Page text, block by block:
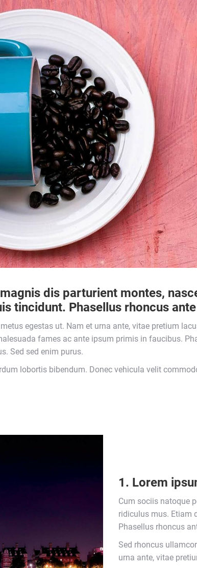
dis parturient montes,
tincidunt. Phasellus rhoncus
egestas ut. Nam et urna ante, vitae pretium
fames ac ante ipsum primis in faucibus.
Sed sed enim purus.
lobortis bibendum. Donec vehicula velit
1. Lorem
Cum sociis natoque
ridiculus mus. Etiam
Phasellus rhoncus
Sed rhoncus
urna ante, vitae